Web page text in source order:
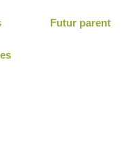
Futur parent